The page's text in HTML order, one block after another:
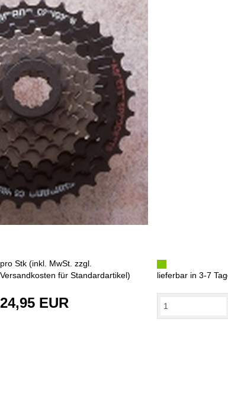
pro Stk (inkl. MwSt. zzgl.
Versandkosten für Standardartikel)
24,95 EUR
lieferbar in 3-7